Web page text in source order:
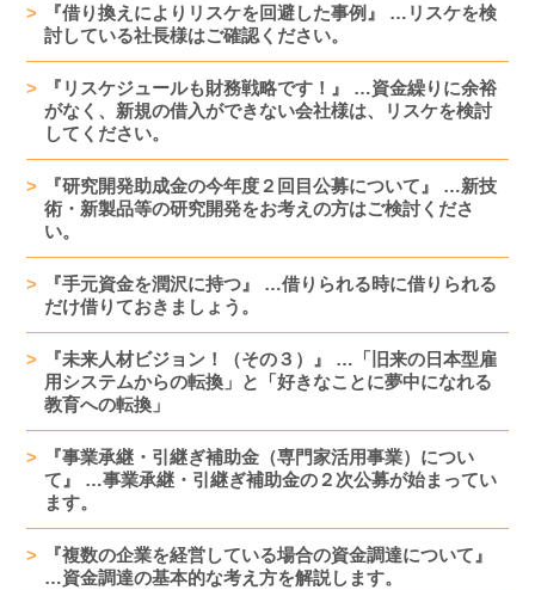
『借り換えによりリスケを回避した事例』 …リスケを検
討している社長様はご確認ください。
『リスケジュールも財務戦略です！』 …資金繰りに余裕
がなく、新規の借入ができない会社様は、リスケを検討
してください。
『研究開発助成金の今年度２回目公募について』 …新技
術・新製品等の研究開発をお考えの方はご検討くださ
い。
『手元資金を潤沢に持つ』 …借りられる時に借りられる
だけ借りておきましょう。
『未来人材ビジョン！（その３）』 …「旧来の日本型雇
用システムからの転換」と「好きなことに夢中になれる
教育への転換」
『事業承継・引継ぎ補助金（専門家活用事業）につい
て』 …事業承継・引継ぎ補助金の２次公募が始まってい
ます。
『複数の企業を経営している場合の資金調達について』
…資金調達の基本的な考え方を解説します。